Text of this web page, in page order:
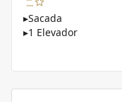
▸Sacada
▸1 Elevador